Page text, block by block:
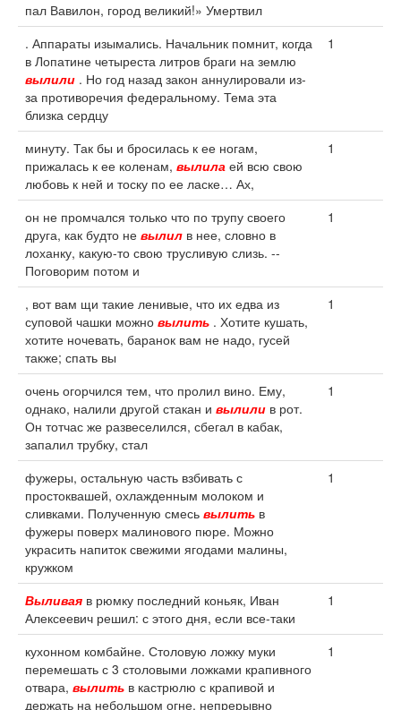
пал Вавилон, город великий!» Умертвил
. Аппараты изымались. Начальник помнит, когда
в Лопатине четыреста литров браги на землю
вылили . Но год назад закон аннулировали из-
за противоречия федеральному. Тема эта
близка сердцу
1
минуту. Так бы и бросилась к ее ногам,
прижалась к ее коленам, вылила ей всю свою
любовь к ней и тоску по ее ласке… Ах,
1
он не промчался только что по трупу своего
друга, как будто не вылил в нее, словно в
лоханку, какую-то свою трусливую слизь. --
Поговорим потом и
1
, вот вам щи такие ленивые, что их едва из
суповой чашки можно вылить . Хотите кушать,
хотите ночевать, баранок вам не надо, гусей
также; спать вы
1
очень огорчился тем, что пролил вино. Ему,
однако, налили другой стакан и вылили в рот.
Он тотчас же развеселился, сбегал в кабак,
запалил трубку, стал
1
фужеры, остальную часть взбивать с
простоквашей, охлажденным молоком и
сливками. Полученную смесь вылить в
фужеры поверх малинового пюре. Можно
украсить напиток свежими ягодами малины,
кружком
1
Выливая в рюмку последний коньяк, Иван
Алексеевич решил: с этого дня, если все-таки
1
кухонном комбайне. Столовую ложку муки
перемешать с 3 столовыми ложками крапивного
отвара, вылить в кастрюлю с крапивой и
держать на небольшом огне, непрерывно
1